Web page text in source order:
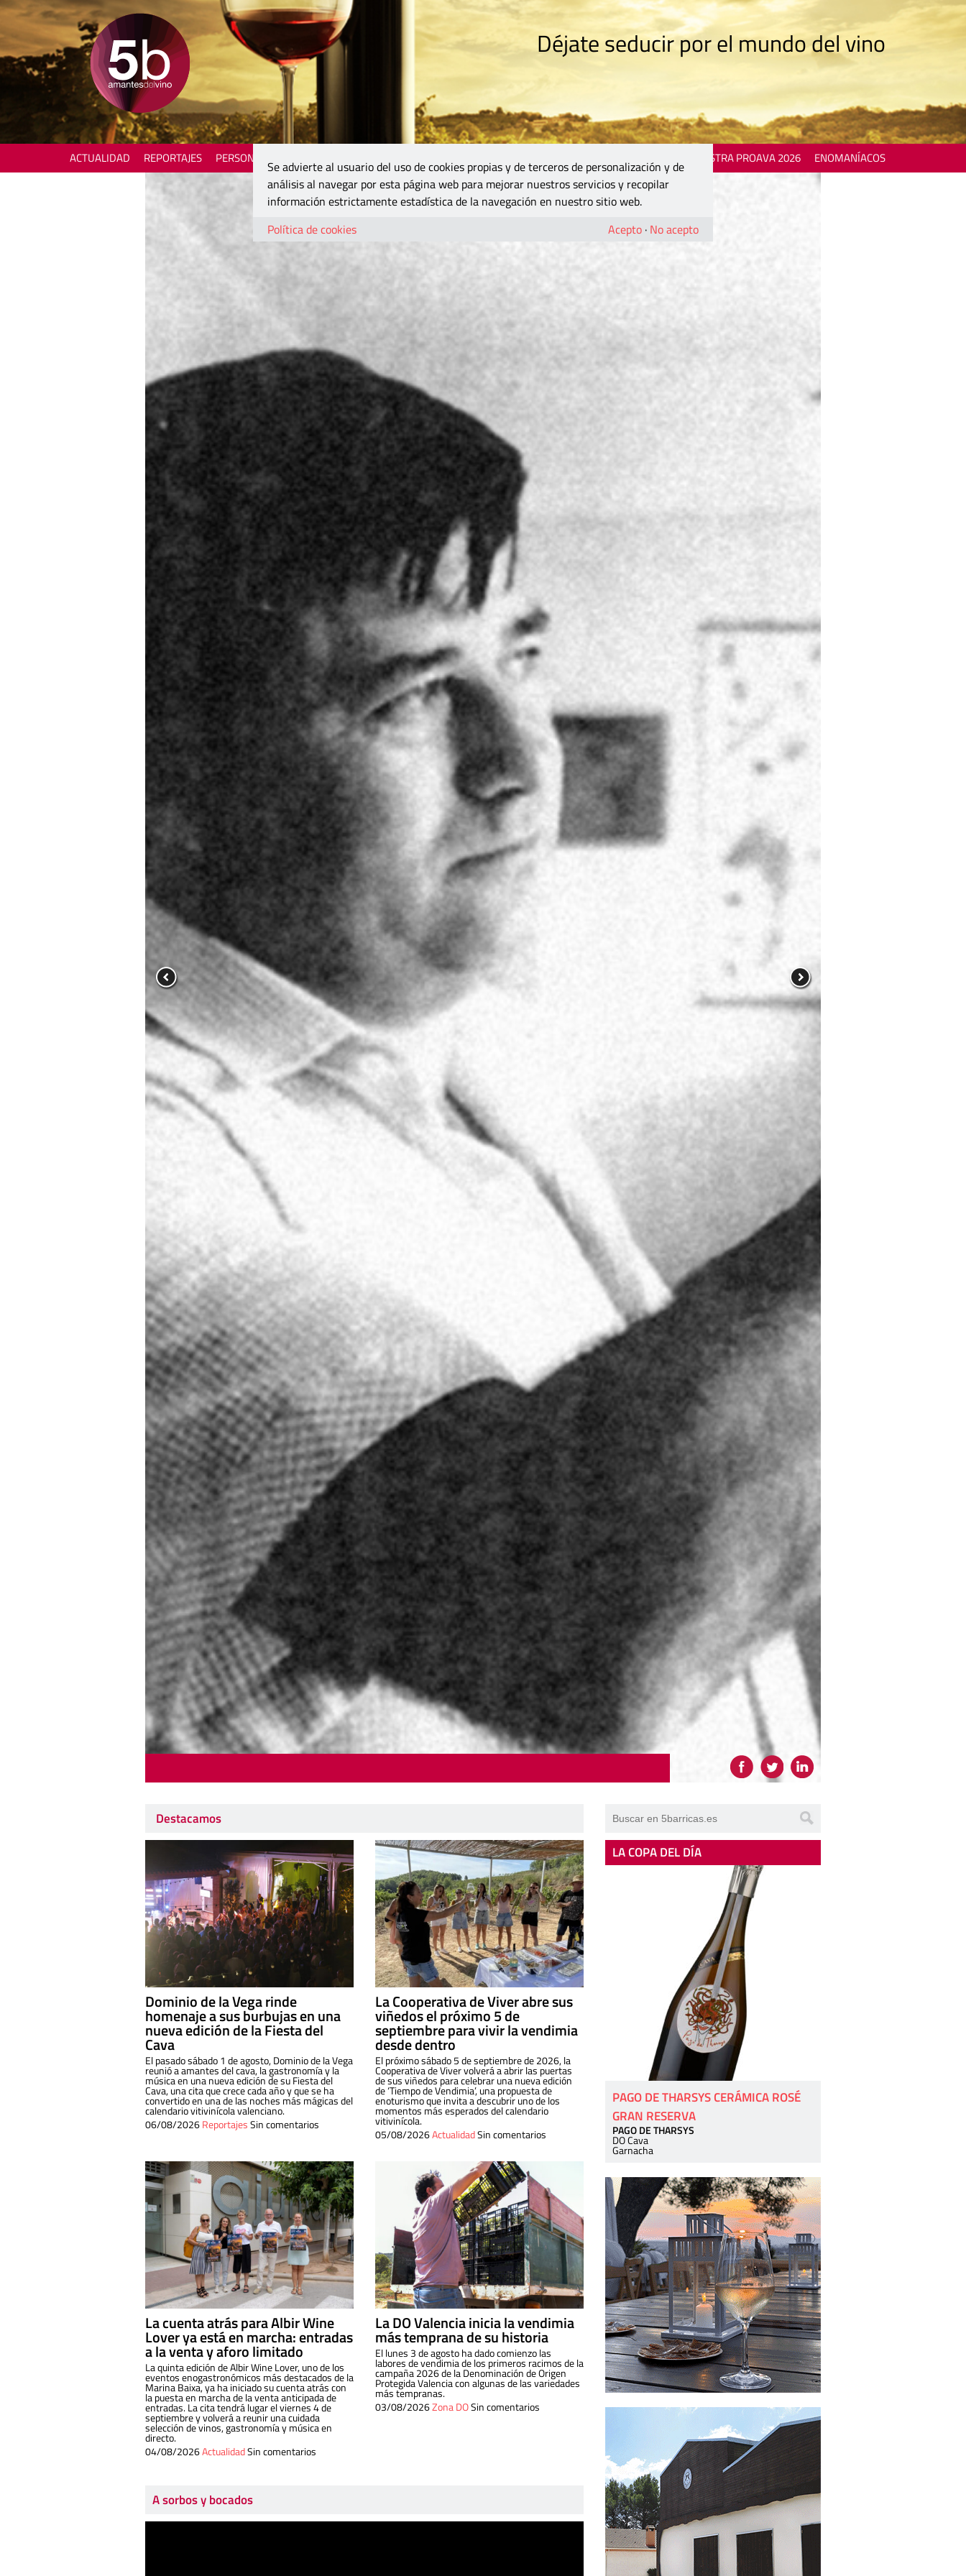
Déjate seducir por el mundo del vino
ACTUALIDAD REPORTAJES PERSONAJES MOSTRA PROAVA 2026 ENOMANÍACOS
Destacamos
Dominio de la Vega rinde
homenaje a sus burbujas en una
nueva edición de la Fiesta del
Cava
El pasado sábado 1 de agosto, Dominio de la Vega
reunió a amantes del cava, la gastronomía y la
música en una nueva edición de su Fiesta del
Cava, una cita que crece cada año y que se ha
convertido en una de las noches más mágicas del
calendario vitivinícola valenciano.
06/08/2026ReportajesSin comentarios
La Cooperativa de Viver abre sus
viñedos el próximo 5 de
septiembre para vivir la vendimia
desde dentro
El próximo sábado 5 de septiembre de 2026, la
Cooperativa de Viver volverá a abrir las puertas
de sus viñedos para celebrar una nueva edición
de ‘Tiempo de Vendimia’, una propuesta de
enoturismo que invita a descubrir uno de los
momentos más esperados del calendario
vitivinícola.
05/08/2026ActualidadSin comentarios
La cuenta atrás para Albir Wine
Lover ya está en marcha: entradas
a la venta y aforo limitado
La quinta edición de Albir Wine Lover, uno de los
eventos enogastronómicos más destacados de la
Marina Baixa, ya ha iniciado su cuenta atrás con
la puesta en marcha de la venta anticipada de
entradas. La cita tendrá lugar el viernes 4 de
septiembre y volverá a reunir una cuidada
selección de vinos, gastronomía y música en
directo.
04/08/2026ActualidadSin comentarios
La DO Valencia inicia la vendimia
más temprana de su historia
El lunes 3 de agosto ha dado comienzo las
labores de vendimia de los primeros racimos de la
campaña 2026 de la Denominación de Origen
Protegida Valencia con algunas de las variedades
más tempranas.
03/08/2026Zona DOSin comentarios
A sorbos y bocados
LA COPA DEL DÍA
PAGO DE THARSYS CERÁMICA ROSÉ
GRAN RESERVA
PAGO DE THARSYS
DO Cava
Garnacha
Se advierte al usuario del uso de cookies propias y de terceros de personalización y de
análisis al navegar por esta página web para mejorar nuestros servicios y recopilar
información estrictamente estadística de la navegación en nuestro sitio web.
Política de cookies
Acepto · No acepto